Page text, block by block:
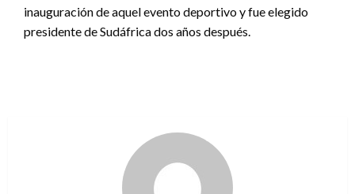
inauguración de aquel evento deportivo y fue elegido
presidente de Sudáfrica dos años después.